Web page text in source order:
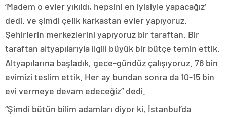
‘Madem o evler yıkıldı, hepsini en iyisiyle yapacağız’
dedi. ve şimdi çelik karkastan evler yapıyoruz.
Şehirlerin merkezlerini yapıyoruz bir taraftan. Bir
taraftan altyapılarıyla ilgili büyük bir bütçe temin ettik.
Altyapılarına başladık, gece-gündüz çalışıyoruz. 76 bin
evimizi teslim ettik. Her ay bundan sonra da 10-15 bin
evi vermeye devam edeceğiz” dedi.
“Şimdi bütün bilim adamları diyor ki, İstanbul’da